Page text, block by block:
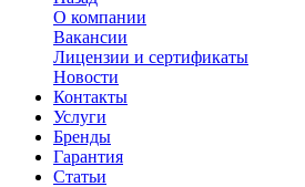
О компании
Вакансии
Лицензии и сертификаты
Новости
Контакты
Услуги
Бренды
Гарантия
Статьи